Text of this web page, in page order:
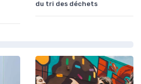
du tri des déchets